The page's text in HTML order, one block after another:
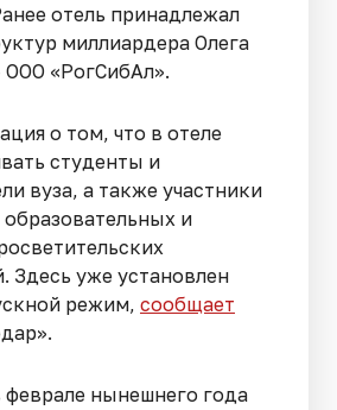
отель принадлежал
миллиардера Олега
«РогСибАл».
о том, что в отеле
студенты и
вуза, а также участники
и
Здесь уже установлен
режим, сообщает
нынешнего года